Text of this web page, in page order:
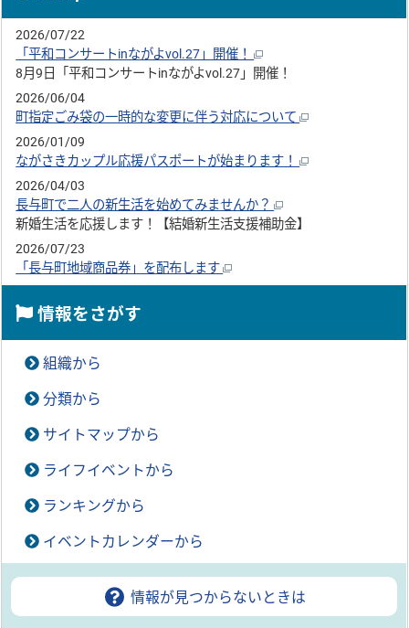
2026/07/22
「平和コンサートinながよvol.27」開催！
8月9日「平和コンサートinながよvol.27」開催！
2026/06/04
町指定ごみ袋の一時的な変更に伴う対応について
2026/01/09
ながさきカップル応援パスポートが始まります！
2026/04/03
長与町で二人の新生活を始めてみませんか？
新婚生活を応援します！【結婚新生活支援補助金】
2026/07/23
「長与町地域商品券」を配布します
情報をさがす
組織から
分類から
サイトマップから
ライフイベントから
ランキングから
イベントカレンダーから
情報が見つからないときは